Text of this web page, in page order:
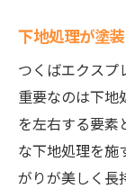
下地処理が塗
つくばエクスプ
重要なのは下地
を左右する要素
な下地処理を施
がりが美しく長